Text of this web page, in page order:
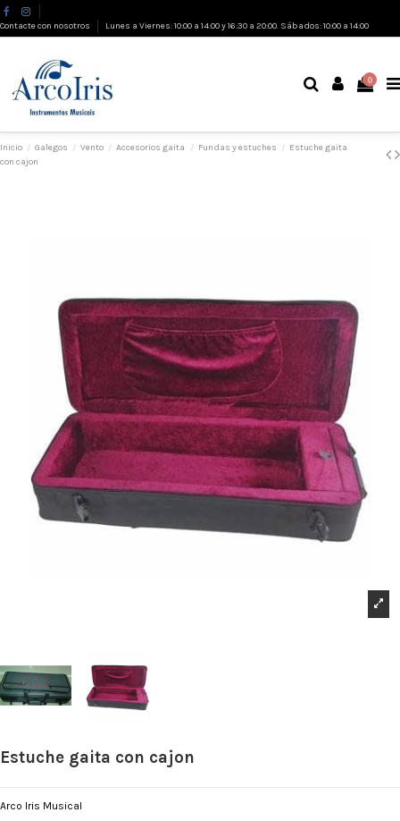
Contacte con nosotros Lunes a Viernes: 10:00 a 14:00 y 16:30 a 20:00. Sábados: 10:00 a 14:00
0
Inicio Galegos Vento Accesorios gaita Fundas y estuches
Estuche gaita
con cajon
Estuche gaita con cajon
Arco Iris Musical